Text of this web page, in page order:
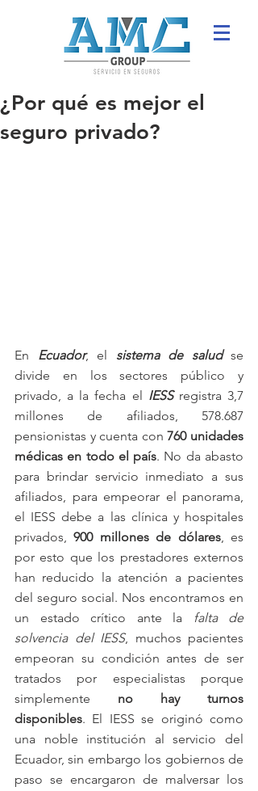
¿Por qué es mejor el
seguro privado?
En Ecuador, el sistema de salud se
divide en los sectores público y
privado, a la fecha el IESS registra 3,7
millones de afiliados, 578.687
pensionistas y cuenta con 760 unidades
médicas en todo el país. No da abasto
para brindar servicio inmediato a sus
afiliados, para empeorar el panorama,
el IESS debe a las clínica y hospitales
privados, 900 millones de dólares, es
por esto que los prestadores externos
han reducido la atención a pacientes
del seguro social. Nos encontramos en
un estado crítico ante la
falta de
solvencia del IESS, muchos pacientes
empeoran su condición antes de ser
tratados por especialistas porque
simplemente no hay turnos
disponibles. El IESS se originó como
una noble institución al servicio del
Ecuador, sin embargo los gobiernos de
paso se encargaron de malversar los